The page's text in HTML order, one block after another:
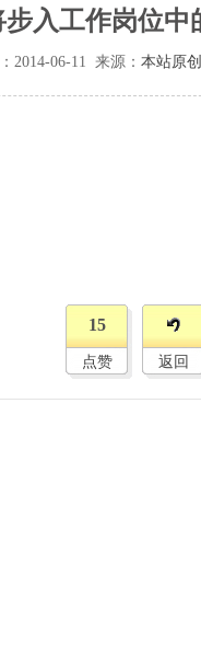
步入工作岗位中
2014-06-11 来源： 本站原创
15
点赞 返回